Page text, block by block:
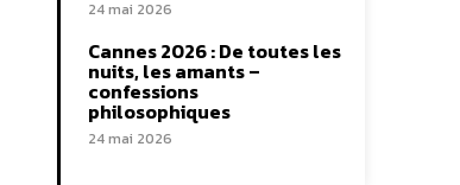
24 mai 2026
Cannes 2026 : De toutes les
nuits, les amants –
confessions
philosophiques
24 mai 2026